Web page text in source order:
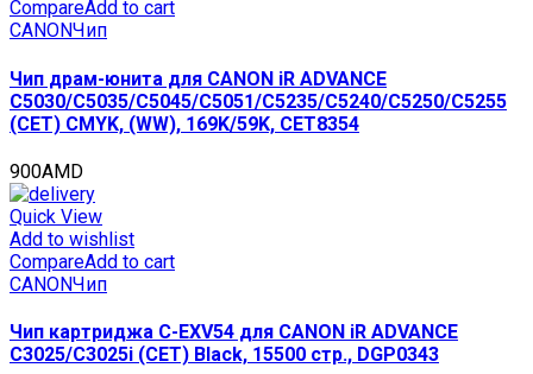
CompareAdd to cart
CANONЧип
Чип драм-юнита для CANON iR ADVANCE
C5030/C5035/C5045/C5051/C5235/C5240/C5250/C5255
(CET) CMYK, (WW), 169K/59K, CET8354
900AMD
Quick View
Add to wishlist
CompareAdd to cart
CANONЧип
Чип картриджа C-EXV54 для CANON iR ADVANCE
C3025/C3025i (CET) Black, 15500 стр., DGP0343